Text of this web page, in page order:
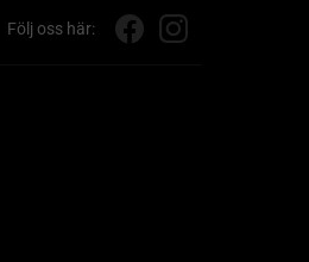
Följ oss här: